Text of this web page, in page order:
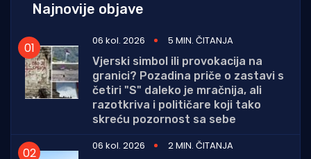
Najnovije objave
06 kol. 2026
5 MIN. ČITANJA
Vjerski simbol ili provokacija na
granici? Pozadina priče o zastavi s
četiri "S" daleko je mračnija, ali
razotkriva i političare koji tako
skreću pozornost sa sebe
06 kol. 2026
2 MIN. ČITANJA